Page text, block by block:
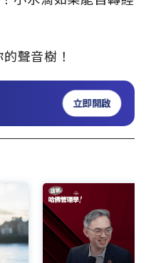
聲音樹！
立即開啟